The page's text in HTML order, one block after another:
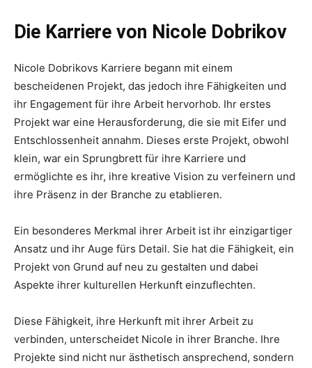
Die Karriere von Nicole Dobrikov
Nicole Dobrikovs Karriere begann mit einem
bescheidenen Projekt, das jedoch ihre Fähigkeiten und
ihr Engagement für ihre Arbeit hervorhob. Ihr erstes
Projekt war eine Herausforderung, die sie mit Eifer und
Entschlossenheit annahm. Dieses erste Projekt, obwohl
klein, war ein Sprungbrett für ihre Karriere und
ermöglichte es ihr, ihre kreative Vision zu verfeinern und
ihre Präsenz in der Branche zu etablieren.
Ein besonderes Merkmal ihrer Arbeit ist ihr einzigartiger
Ansatz und ihr Auge fürs Detail. Sie hat die Fähigkeit, ein
Projekt von Grund auf neu zu gestalten und dabei
Aspekte ihrer kulturellen Herkunft einzuflechten.
Diese Fähigkeit, ihre Herkunft mit ihrer Arbeit zu
verbinden, unterscheidet Nicole in ihrer Branche. Ihre
Projekte sind nicht nur ästhetisch ansprechend, sondern